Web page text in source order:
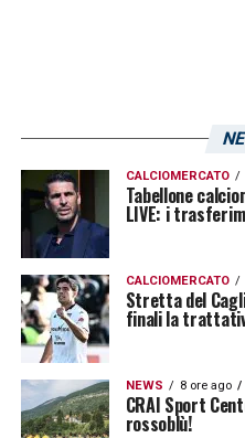
CALCIOMERCATO
Tabellone
LIVE: i
CALCIOMERCATO
Stretta del
finali la
NEWS 8 ore ago
CRAI Sport
rossoblù!